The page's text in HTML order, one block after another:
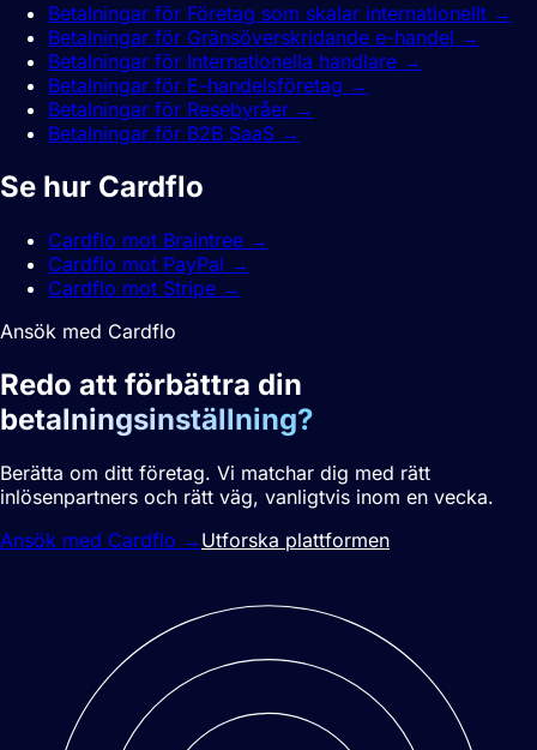
Betalningar för Företag som skalar internationellt →
Betalningar för Gränsöverskridande e-handel →
Betalningar för Internationella handlare →
Betalningar för E-handelsföretag →
Betalningar för Resebyråer →
Betalningar för B2B SaaS →
Se hur Cardflo
Cardflo mot Braintree →
Cardflo mot PayPal →
Cardflo mot Stripe →
Ansök med Cardflo
Redo att förbättra din
betalningsinställning?
Berätta om ditt företag. Vi matchar dig med rätt
inlösenpartners och rätt väg, vanligtvis inom en vecka.
Ansök med Cardflo → Utforska plattformen